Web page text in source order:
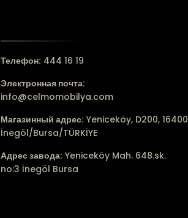
Телефон: 444 16 19
Электронная почта:
info@celmomobilya.com
Магазинный адрес: Yeniceköy, D200, 16400
İnegöl/Bursa/TÜRKİYE
Адрес завода: Yeniceköy Mah. 648.sk.
no:3 İnegöl Bursa